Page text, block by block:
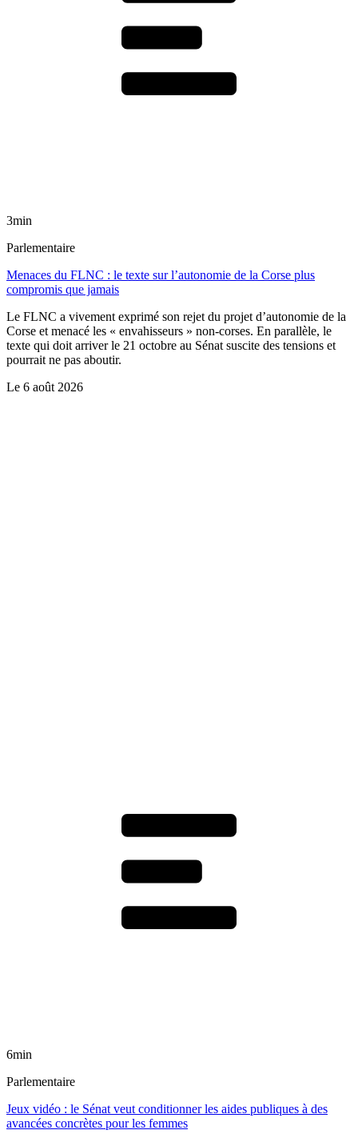
3min
Parlementaire
Menaces du FLNC : le texte sur l’autonomie de la Corse plus
compromis que jamais
Le FLNC a vivement exprimé son rejet du projet d’autonomie de la
Corse et menacé les « envahisseurs » non-corses. En parallèle, le
texte qui doit arriver le 21 octobre au Sénat suscite des tensions et
pourrait ne pas aboutir.
Le 6 août 2026
6min
Parlementaire
Jeux vidéo : le Sénat veut conditionner les aides publiques à des
avancées concrètes pour les femmes